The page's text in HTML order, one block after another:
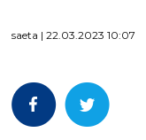
saeta | 22.03.2023 10:07